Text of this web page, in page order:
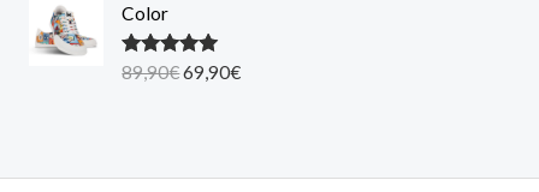
Color
Įvertinimas
5.00
89,90€O
i
69,90€C
e